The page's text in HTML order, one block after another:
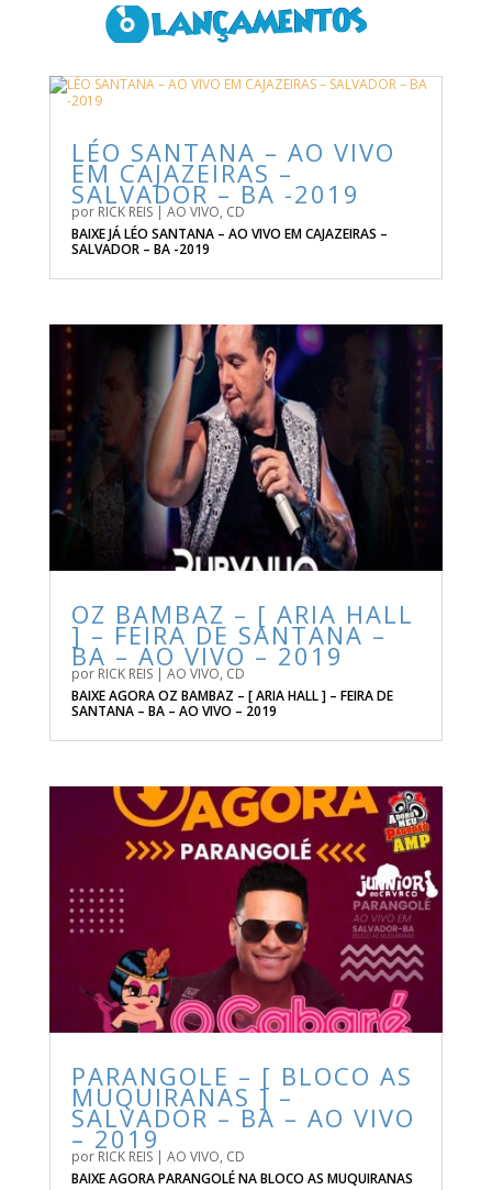
LÉO SANTANA – AO VIVO
EM CAJAZEIRAS –
SALVADOR – BA -2019
por RICK REIS| AO VIVO, CD
BAIXE JÁ LÉO SANTANA – AO VIVO EM CAJAZEIRAS –
SALVADOR – BA -2019
OZ BAMBAZ – [ ARIA HALL
] – FEIRA DE SANTANA –
BA – AO VIVO – 2019
por RICK REIS| AO VIVO, CD
BAIXE AGORA OZ BAMBAZ – [ ARIA HALL ] – FEIRA DE
SANTANA – BA – AO VIVO – 2019
PARANGOLE – [ BLOCO AS
MUQUIRANAS ] –
SALVADOR – BA – AO VIVO
– 2019
por RICK REIS| AO VIVO, CD
BAIXE AGORA PARANGOLÉ NA BLOCO AS MUQUIRANAS